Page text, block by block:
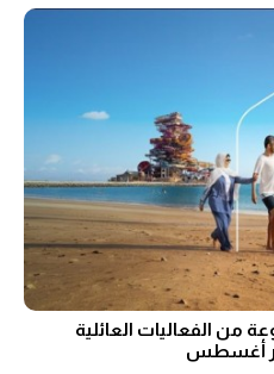
من الفعاليات العائلية
أغسطس